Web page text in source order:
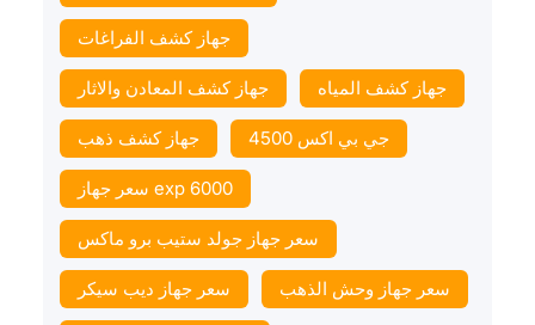
جهاز كشف الفراغات
جهاز كشف المعادن والاثار جهاز كشف المياه
جهاز كشف ذهب جي بي اكس 4500
سعر جهاز exp 6000
سعر جهاز جولد ستيب برو ماكس
سعر جهاز ديب سيكر سعر جهاز وحش الذهب